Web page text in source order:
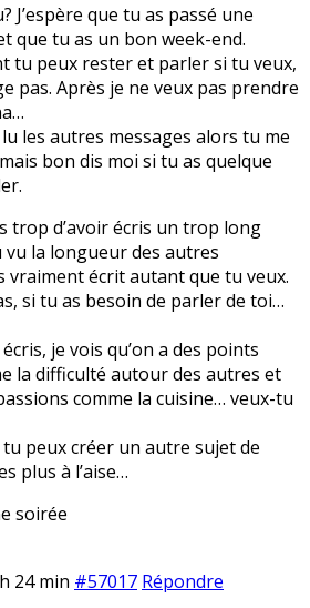
J’espère que tu as passé une
que tu as un bon week-end.
tu peux rester et parler si tu veux,
pas. Après je ne veux pas prendre
les autres messages alors tu me
bon dis moi si tu as quelque
trop d’avoir écris un trop long
vu la longueur des autres
vraiment écrit autant que tu veux.
si tu as besoin de parler de toi…
je vois qu’on a des points
la difficulté autour des autres et
comme la cuisine… veux-tu
peux créer un autre sujet de
plus à l’aise…
soirée
24 min #57017 Répondre